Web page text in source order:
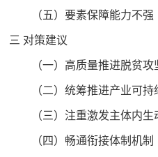
（五）要素保障能力不强
三 对策建议
（一）高质量推进脱贫攻
（二）统筹推进产业可持
（三）注重激发主体内生
（四）畅通衔接体制机制